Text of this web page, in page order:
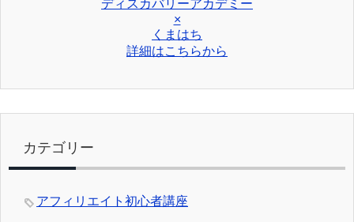
ディスカバリーアカデミー
×
くまはち
詳細はこちらから
カテゴリー
アフィリエイト初心者講座